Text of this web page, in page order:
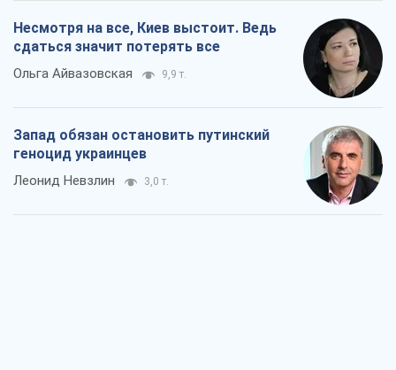
Несмотря на все, Киев выстоит. Ведь
сдаться значит потерять все
Ольга Айвазовская 9,9 т.
Запад обязан остановить путинский
геноцид украинцев
Леонид Невзлин 3,0 т.